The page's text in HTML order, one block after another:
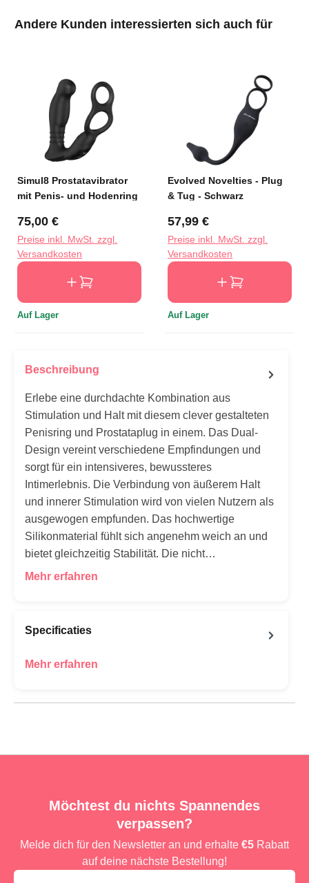
Produktgalerie überspringen
Andere Kunden interessierten sich auch für
Simul8 Prostatavibrator
mit Penis- und Hodenring
Regulärer Preis:
75,00 €
Preise inkl. MwSt. zzgl.
Versandkosten
Auf Lager
Evolved Novelties - Plug
& Tug - Schwarz
Regulärer Preis:
57,99 €
Preise inkl. MwSt. zzgl.
Versandkosten
Auf Lager
Beschreibung
Erlebe eine durchdachte Kombination aus
Stimulation und Halt mit diesem clever gestalteten
Penisring und Prostataplug in einem. Das Dual-
Design vereint verschiedene Empfindungen und
sorgt für ein intensiveres, bewussteres
Intimerlebnis. Die Verbindung von äußerem Halt
und innerer Stimulation wird von vielen Nutzern als
ausgewogen empfunden. Das hochwertige
Silikonmaterial fühlt sich angenehm weich an und
bietet gleichzeitig Stabilität. Die nicht…
Mehr erfahren
Specificaties
Mehr erfahren
Möchtest du nichts Spannendes
verpassen?
Melde dich für den Newsletter an und erhalte €5 Rabatt
auf deine nächste Bestellung!